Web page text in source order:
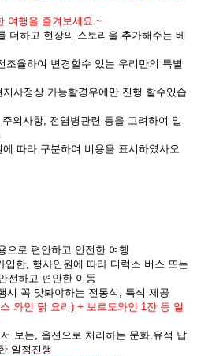
여행을 즐겨보세요.~
더하고 현장의 스토리을 추가해주는 베
조율하여 변경할수 있는 우리만의 특별
사정상 가능할경우에만 진행 할수있습
의사항, 전염병관련 등을 고려하여 일
따라 구분하여 비용을 표시하였사오
으로 편안하고 안전한 여행
입한, 행사인원에 따라 디럭스 버스 또는
전하고 편안한 이동
시 꼭 맛봐야하는 전통식, 특식 제공
와인 닭 요리) + 보르도와인 1잔 등 일
보는, 옵션으로 처리하는 문화.유적 답
일정진행